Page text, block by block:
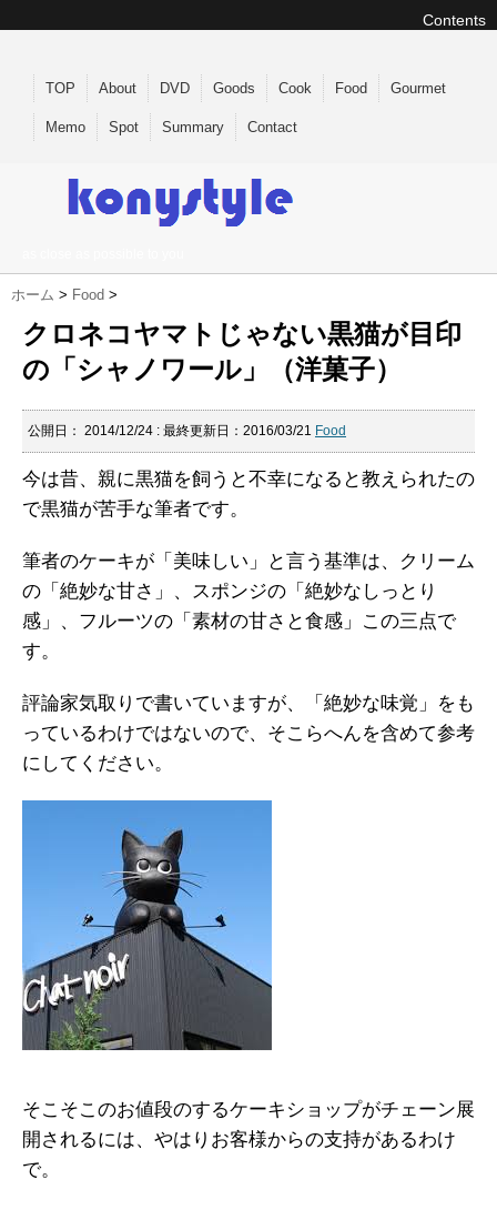
Contents
TOP About DVD Goods Cook Food Gourmet
Memo Spot Summary Contact
ホーム > Food >
クロネコヤマトじゃない黒猫が目印
の「シャノワール」（洋菓子）
公開日： 2014/12/24 : 最終更新日：2016/03/21 Food
今は昔、親に黒猫を飼うと不幸になると教えられたの
で黒猫が苦手な筆者です。
筆者のケーキが「美味しい」と言う基準は、クリーム
の「絶妙な甘さ」、スポンジの「絶妙なしっとり
感」、フルーツの「素材の甘さと食感」この三点で
す。
評論家気取りで書いていますが、「絶妙な味覚」をも
っているわけではないので、そこらへんを含めて参考
にしてください。
そこそこのお値段のするケーキショップがチェーン展
開されるには、やはりお客様からの支持があるわけ
で。